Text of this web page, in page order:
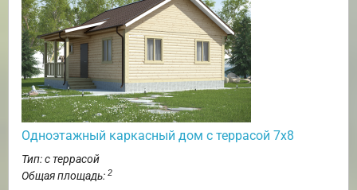
Одноэтажный каркасный дом с террасой 7х8
Тип: с террасой
Общая площадь: 2